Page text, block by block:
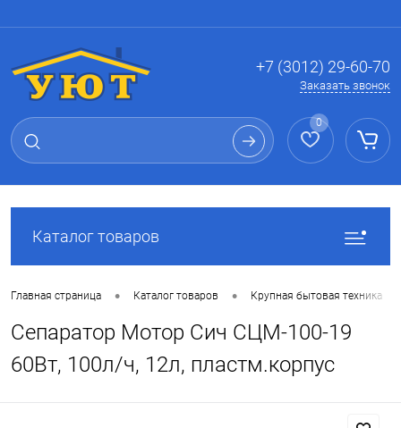
+7 (3012) 29-60-70
Заказать звонок
0
Каталог товаров
Главная страница • Каталог товаров • Крупная бытовая техника
Сепаратор Мотор Сич СЦМ-100-19
60Вт, 100л/ч, 12л, пластм.корпус